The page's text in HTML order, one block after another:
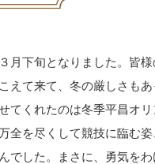
下旬となりました。皆
えて来て、冬の厳しさも
てくれたのは冬季平昌オ
全を尽くして競技に臨む
でした。まさに、勇気をわ